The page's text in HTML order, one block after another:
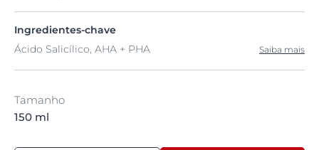
Ingredientes-chave
Ácido Salicílico, AHA + PHA
Saiba mais
Tamanho
150 ml